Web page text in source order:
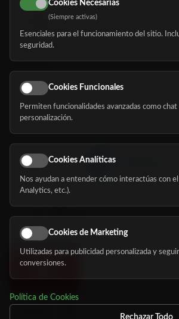
hola@mundomayor.com
Buscador de residencias
Eventos
Nosotros
Síguenos
Cookies Necesarias
(Siempre activas)
Esenciales para el funcionamiento del sitio.
seguridad.
Cookies Funcionales
Permiten funcionalidades avanzadas como
personalización.
Cookies Analíticas
Nos ayudan a entender cómo interactúas con
Analytics, etc.).
Cookies de Marketing
Utilizadas para publicidad personalizada y
conversiones.
Política de Cookies
Rechazar Todo